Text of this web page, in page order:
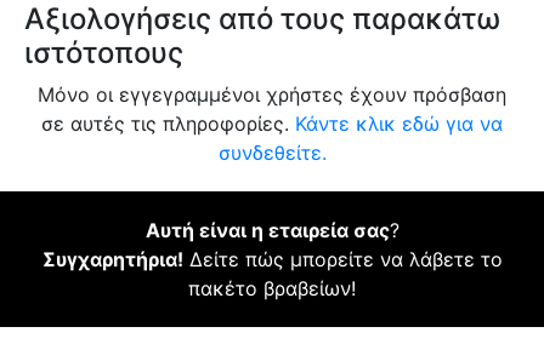
Αξιολογήσεις από τους παρακάτω
ιστότοπους
Μόνο οι εγγεγραμμένοι χρήστες έχουν πρόσβαση
σε αυτές τις πληροφορίες. Κάντε κλικ εδώ για να
συνδεθείτε.
Αυτή είναι η εταιρεία σας?
Συγχαρητήρια! Δείτε πώς μπορείτε να λάβετε το
πακέτο βραβείων!